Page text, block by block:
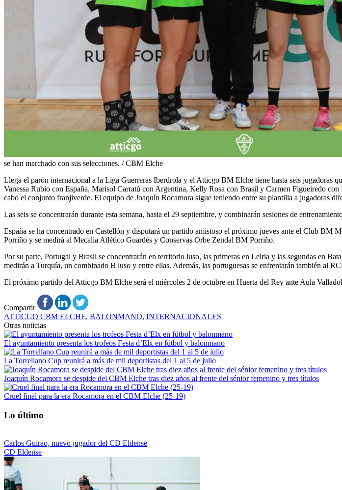
se han marchado con sus selecciones. / CBM Elche
Llega el parón internacional a la Liga Guerreras Iberdrola y el Atticgo BM Elche tiene hasta seis jugadoras
Vanessa Rubio con España, Marisol Carratú con Argentina, Kelly Rosa con Brasil y Carmen Figueiredo
cabo el conjunto franjiverde. El equipo de Joaquín Rocamora sigue teniendo entre su plantilla a jugadoras
Las seis se concentrarán durante esta semana, hasta el 29 septiembre, y combinarán sesiones de
España se ha concentrado en Castellón y disputará un partido amistoso el próximo jueves ante el Club BM
Porriño y se medirá al Mecalia Atlético Guardés y Conservas Orbe Zendal BM Porriño.
Por su parte, Portugal y Brasil se concentrarán en territorio luso, las primeras en Leiria y las segundas en
medirán a Turquía, un combinado B luso y entre ellas. Además, las portuguesas se enfrentarán también al
El próximo partido del Atticgo BM Elche será el miércoles 2 de octubre en Huerta del Rey ante Aula
Compartir
ATTICGO CBM ELCHE, BALONMANO, INTERNACIONALES
Otras noticias
El ayuntamiento presenta los trofeos Festa d’Elx en fútbol y balonmano
La Torrellano Cup reunirá a más de mil deportistas del 1 al 5 de julio
Joaquín Rocamora se despide del CBM Elche tras diez años al frente del sénior femenino y tres títulos
Cruel final para la era Rocamora en el CBM Elche (25-19)
Lo último
Carlos Guirao, nuevo jugador del CD Eldense
CD Eldense